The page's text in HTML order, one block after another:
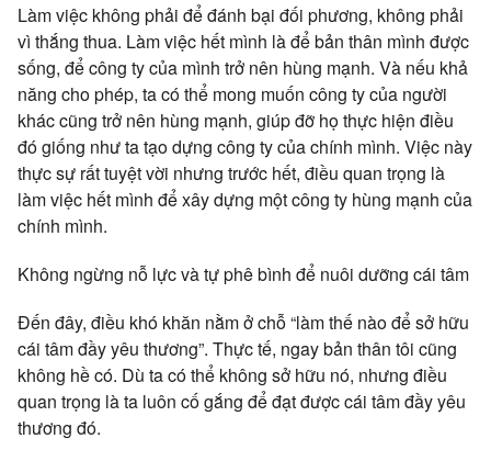
Làm việc không phải để đánh bại đối phương, không phải
vì thắng thua. Làm việc hết mình là để bản thân mình được
sống, để công ty của mình trở nên hùng mạnh. Và nếu khả
năng cho phép, ta có thể mong muốn công ty của người
khác cũng trở nên hùng mạnh, giúp đỡ họ thực hiện điều
đó giống như ta tạo dựng công ty của chính mình. Việc này
thực sự rất tuyệt vời nhưng trước hết, điều quan trọng là
làm việc hết mình để xây dựng một công ty hùng mạnh của
chính mình.
Không ngừng nỗ lực và tự phê bình để nuôi dưỡng cái tâm
Đến đây, điều khó khăn nằm ở chỗ “làm thế nào để sở hữu
cái tâm đầy yêu thương”. Thực tế, ngay bản thân tôi cũng
không hề có. Dù ta có thể không sở hữu nó, nhưng điều
quan trọng là ta luôn cố gắng để đạt được cái tâm đầy yêu
thương đó.